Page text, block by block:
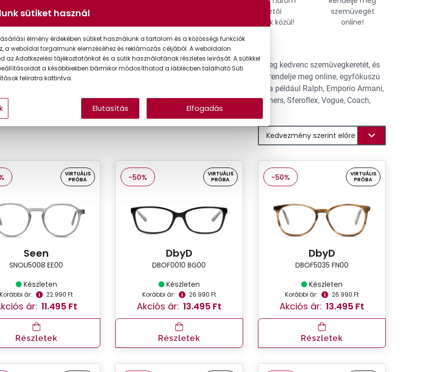
látásvizsgálati
szakértői
ajánlatunk közül!
szemüvegét
online!
számos világ- és exkluzív márka közül válogathat. Találja meg kedvenc szemüvegkeretét, és
meg a megfelelő lencsével együtt az Önhöz legközelebbi üzletünkben, vagy rendelje meg online, egyfókuszú
A kínálatunkban olyan prémium szemüvegmárkák is megtalálhatók, mint a például Ralph, Emporio Armani,
Versace, Oakley, Ferrari Scuderia, Jimmy Choo, Arnette, Burberry, Brooks Brothers, Sferoflex, Vogue, Coach,
VIRTUÁLIS
PRÓBA
Seen
SNOU5008 EE00
Készleten
Korábbi ár: 22.990 Ft
ár: 11.495 Ft
Részletek
-50%
VIRTUÁLIS
PRÓBA
DbyD
DBOF0010 BG00
Készleten
Korábbi ár: 26.990 Ft
Akciós ár: 13.495 Ft
Részletek
-50%
VIRTUÁLIS
PRÓBA
DbyD
DBOF5035 FN00
Készleten
Korábbi ár: 26.990 Ft
Akciós ár: 13.495 Ft
Részletek
sütiket használ
élmény érdekében sütiket használunk a tartalom és a közösségi funkciók
a weboldal forgalmunk elemzéséhez és reklámozás céljából. A weboldalon
az Adatkezelési tájékoztatónkat és a sütik használatának részletes leírását. A sütikkel
a későbbiekben bármikor módosíthatod a láblécben található Süti
feliratra kattintva.
Elutasítás Elfogadás